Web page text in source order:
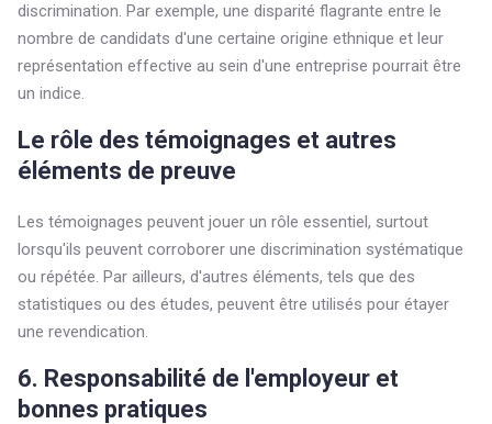
discrimination. Par exemple, une disparité flagrante entre le
nombre de candidats d'une certaine origine ethnique et leur
représentation effective au sein d'une entreprise pourrait être
un indice.
Le rôle des témoignages et autres
éléments de preuve
Les témoignages peuvent jouer un rôle essentiel, surtout
lorsqu'ils peuvent corroborer une discrimination systématique
ou répétée. Par ailleurs, d'autres éléments, tels que des
statistiques ou des études, peuvent être utilisés pour étayer
une revendication.
6. Responsabilité de l'employeur et
bonnes pratiques